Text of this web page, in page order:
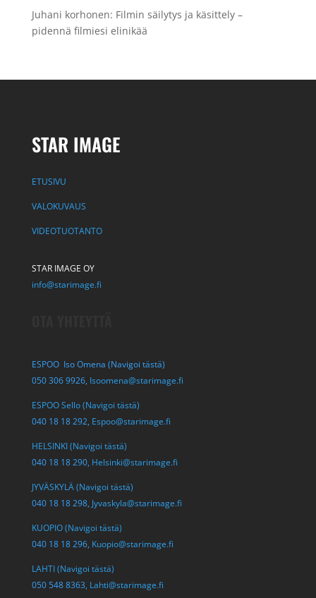
Juhani korhonen: Filmin säilytys ja käsittely –
pidennä filmiesi elinikää
STAR IMAGE
ETUSIVU
VALOKUVAUS
VIDEOTUOTANTO
STAR IMAGE OY
info@starimage.fi
ESPOO Iso Omena (Navigoi tästä)
050 306 9926, Isoomena@starimage.fi
ESPOO Sello (Navigoi tästä)
040 18 18 292, Espoo@starimage.fi
HELSINKI (Navigoi tästä)
040 18 18 290, Helsinki@starimage.fi
JYVÄSKYLÄ (Navigoi tästä)
040 18 18 298, Jyvaskyla@starimage.fi
KUOPIO (Navigoi tästä)
040 18 18 296, Kuopio@starimage.fi
LAHTI (Navigoi tästä)
050 548 8363, Lahti@starimage.fi